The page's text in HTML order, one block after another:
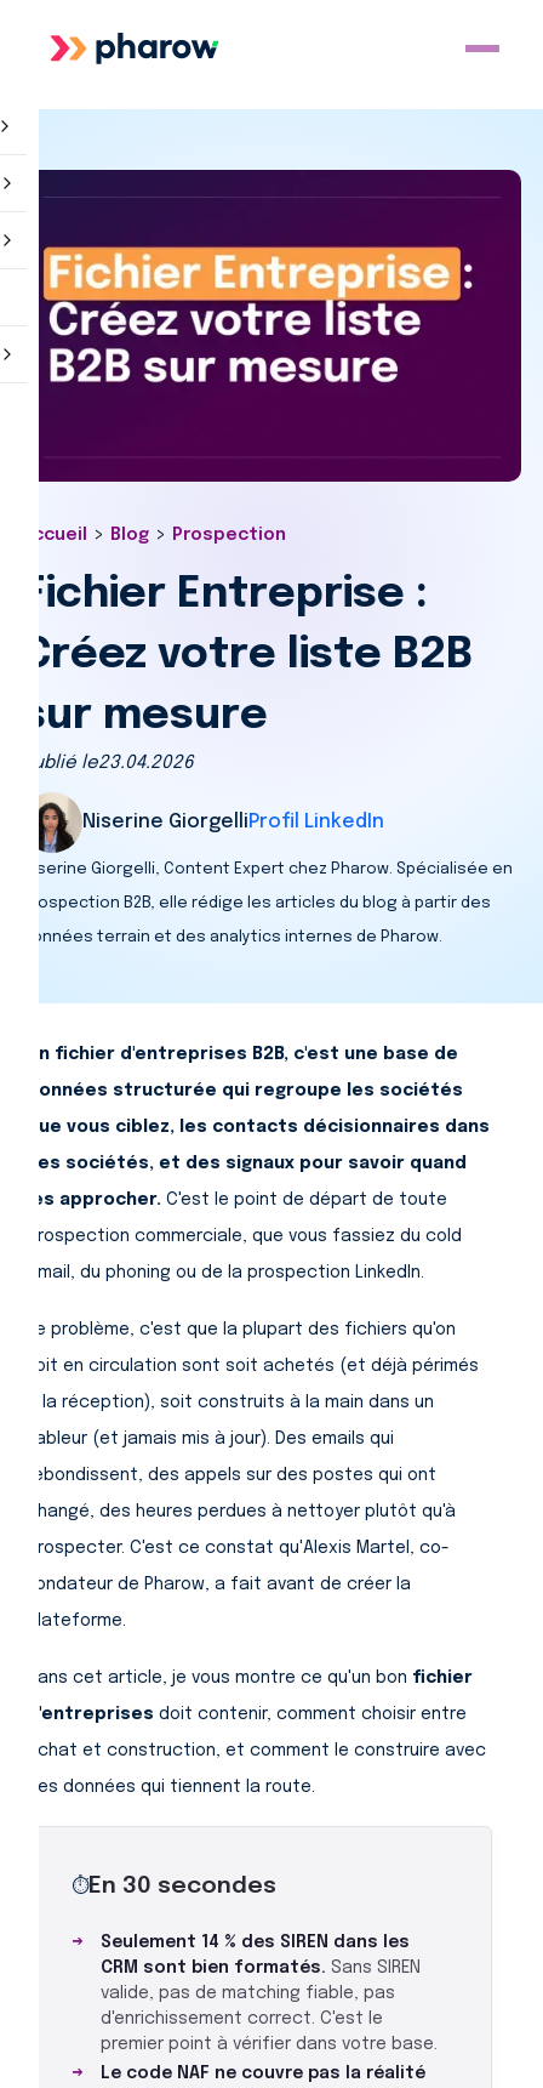
Accueil > Blog > Prospection
Fichier Entreprise :
Créez votre liste B2B
sur mesure
Publié le23.04.2026
Niserine GiorgelliProfil LinkedIn
Niserine Giorgelli, Content Expert chez Pharow. Spécialisée en
prospection B2B, elle rédige les articles du blog à partir des
données terrain et des analytics internes de Pharow.
Un fichier d'entreprises B2B, c'est une base de
données structurée qui regroupe les sociétés
que vous ciblez, les contacts décisionnaires dans
ces sociétés, et des signaux pour savoir quand
les approcher. C'est le point de départ de toute
prospection commerciale, que vous fassiez du cold
email, du phoning ou de la prospection LinkedIn.
Le problème, c'est que la plupart des fichiers qu'on
voit en circulation sont soit achetés (et déjà périmés
à la réception), soit construits à la main dans un
tableur (et jamais mis à jour). Des emails qui
rebondissent, des appels sur des postes qui ont
changé, des heures perdues à nettoyer plutôt qu'à
prospecter. C'est ce constat qu'Alexis Martel, co-
fondateur de Pharow, a fait avant de créer la
plateforme.
Dans cet article, je vous montre ce qu'un bon fichier
d'entreprises doit contenir, comment choisir entre
achat et construction, et comment le construire avec
des données qui tiennent la route.
⏱En 30 secondes
Seulement 14 % des SIREN dans les
CRM sont bien formatés. Sans SIREN
valide, pas de matching fiable, pas
d'enrichissement correct. C'est le
premier point à vérifier dans votre base.
Le code NAF ne couvre pas la réalité